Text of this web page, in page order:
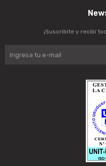
¡Suscribite y recibí